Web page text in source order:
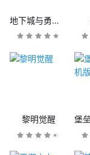
地下城与勇士M
黎明觉醒